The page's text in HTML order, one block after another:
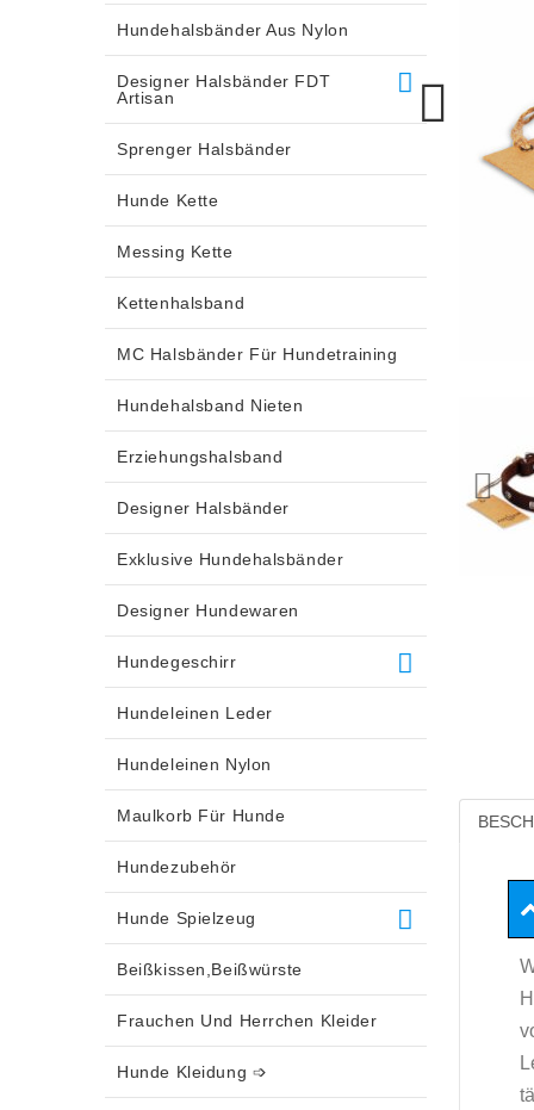
Hundehalsbänder Aus Nylon
Designer Halsbänder FDT
Artisan
Sprenger Halsbänder
Hunde Kette
Messing Kette
Kettenhalsband
MC Halsbänder Für Hundetraining
Hundehalsband Nieten
Erziehungshalsband
Designer Halsbänder
Exklusive Hundehalsbänder
Designer Hundewaren
Hundegeschirr
Hundeleinen Leder
Hundeleinen Nylon
Maulkorb Für Hunde
Hundezubehör
Hunde Spielzeug
Beißkissen,Beißwürste
Frauchen Und Herrchen Kleider
Hunde Kleidung ➩